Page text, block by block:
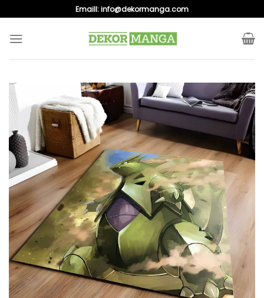
to
content
Emaill:info@dekormanga.com